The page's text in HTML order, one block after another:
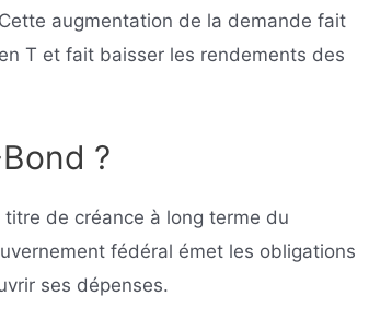
augmentation de la demande fait
T et fait baisser les rendements des
?
de créance à long terme du
fédéral émet les obligations
ses dépenses.